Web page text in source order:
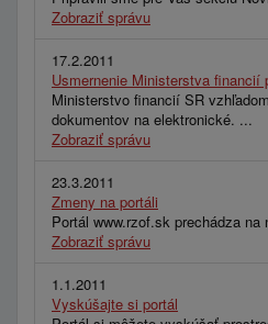
Zobraziť správu
17.2.2011
Usmernenie Ministerstva financií
Ministerstvo financií SR
dokumentov na elektronické. ...
Zobraziť správu
23.3.2011
Zmeny na portáli
Portál www.rzof.sk prechádza na
Zobraziť správu
1.1.2011
Vyskúšajte si portál